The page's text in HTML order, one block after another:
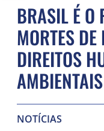
BRASIL É O
MORTES DE
DIREITOS
AMBIENTAIS
NOTÍCIAS